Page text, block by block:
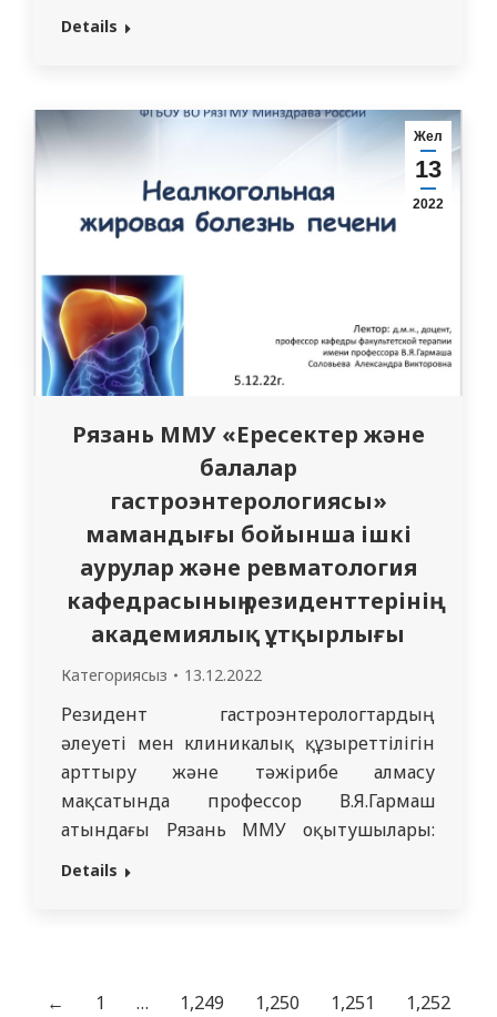
ұйымдастыруымен «Тәуелсіздік бастауы
ғылымдарының кандидаты Майра
Ибраемова іс-шара мақсатымен
таныстырып, желтоқсан құрбандарының
рухын еске алу үшін бір минут үнсіздік
жариялады.…
Details
Жел
13
2022
Рязань ММУ «Ересектер және
балалар
гастроэнтерологиясы»
мамандығы бойынша ішкі
аурулар және ревматология
кафедрасының резиденттерінің
академиялық ұтқырлығы
Категориясыз 13.12.2022
Резидент гастроэнтерологтардың
әлеуеті мен клиникалық құзыреттілігін
арттыру және тәжірибе алмасу
мақсатында профессор В.Я.Гармаш
атындағы Рязань ММУ оқытушылары:
факультеттік терапия кафедрасының
доценті Шурпо Екатерины Михайловна
Details
← 1 … 1,249 1,250 1,251
1,252